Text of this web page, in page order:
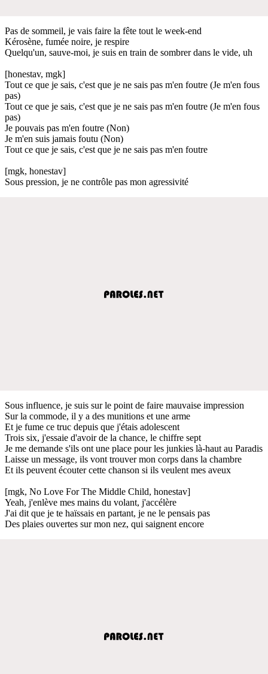
Pas de sommeil, je vais faire la fête tout le week-end
Kérosène, fumée noire, je respire
Quelqu'un, sauve-moi, je suis en train de sombrer dans le vide, uh
[honestav, mgk]
Tout ce que je sais, c'est que je ne sais pas m'en foutre (Je m'en fous
pas)
Tout ce que je sais, c'est que je ne sais pas m'en foutre (Je m'en fous
pas)
Je pouvais pas m'en foutre (Non)
Je m'en suis jamais foutu (Non)
Tout ce que je sais, c'est que je ne sais pas m'en foutre
[mgk, honestav]
Sous pression, je ne contrôle pas mon agressivité
Sous influence, je suis sur le point de faire mauvaise impression
Sur la commode, il y a des munitions et une arme
Et je fume ce truc depuis que j'étais adolescent
Trois six, j'essaie d'avoir de la chance, le chiffre sept
Je me demande s'ils ont une place pour les junkies là-haut au Paradis
Laisse un message, ils vont trouver mon corps dans la chambre
Et ils peuvent écouter cette chanson si ils veulent mes aveux
[mgk, No Love For The Middle Child, honestav]
Yeah, j'enlève mes mains du volant, j'accélère
J'ai dit que je te haïssais en partant, je ne le pensais pas
Des plaies ouvertes sur mon nez, qui saignent encore